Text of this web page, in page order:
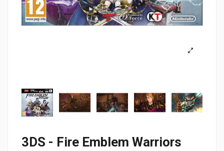
3DS - Fire Emblem Warriors